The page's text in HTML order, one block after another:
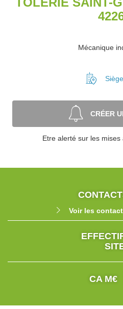
Mécanique
CRÉER
Etre alerté sur les
Voir les
CA M€